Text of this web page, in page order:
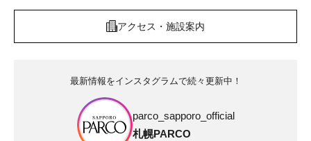
アクセス・施設案内
最新情報をインスタグラムで続々更新中！
parco_sapporo_official
札幌PARCO